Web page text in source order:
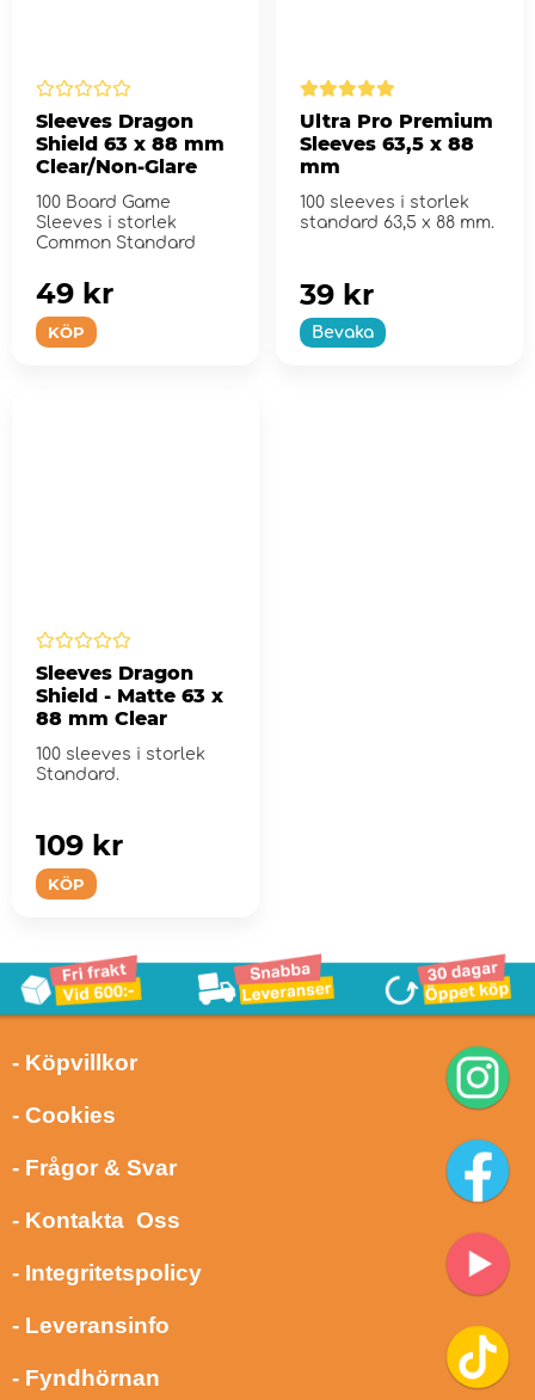
Sleeves Dragon
Shield 63 x 88 mm
Clear/Non-Glare
100 Board Game
Sleeves i storlek
Common Standard
KÖP
49 kr
Ultra Pro Premium
Sleeves 63,5 x 88
mm
100 sleeves i storlek
standard 63,5 x 88 mm.
Bevaka
39 kr
Sleeves Dragon
Shield - Matte 63 x
88 mm Clear
100 sleeves i storlek
Standard.
KÖP
109 kr
- Köpvillkor
- Cookies
- Frågor & Svar
- Kontakta Oss
- Integritetspolicy
- Leveransinfo
- Fyndhörnan